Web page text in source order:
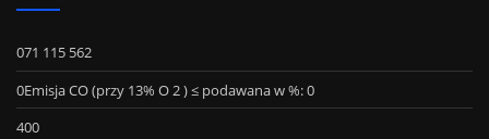
071 115 562
0Emisja CO (przy 13% O 2 ) ≤ podawana w %: 0
400